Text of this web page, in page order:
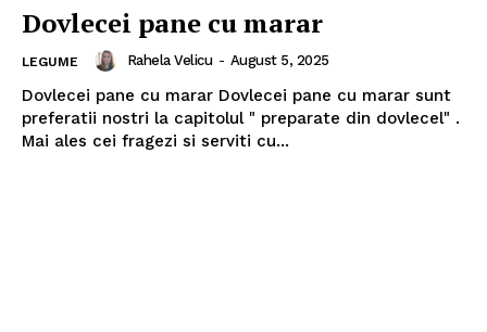
Dovlecei pane cu marar
LEGUME Rahela Velicu - August 5, 2025
Dovlecei pane cu marar Dovlecei pane cu marar sunt
preferatii nostri la capitolul " preparate din dovlecel" .
Mai ales cei fragezi si serviti cu...